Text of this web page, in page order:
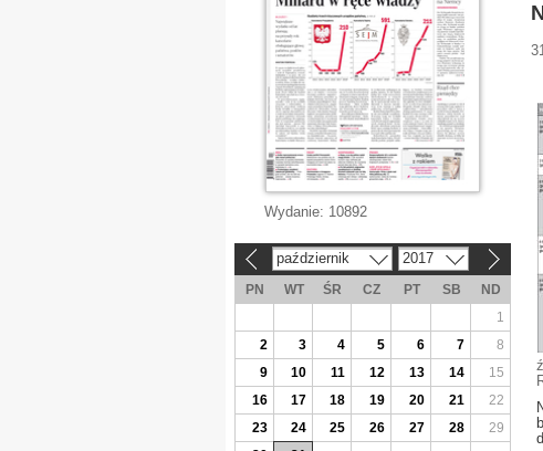
Wydanie: 10892
październik 2017
PN WT ŚR CZ PT SB
ND
1
2
3 4 5 6 7
8
9
10 11 12 13 14
15
16
17 18 19 20 21
22
23
24 25 26 27 28
29